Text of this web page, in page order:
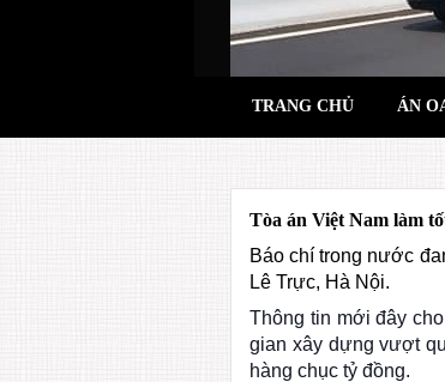
TRANG CHỦ ÁN
Tòa án Việt Nam làm
Báo chí trong nước
Lê Trực, Hà Nội.
Thông tin mới đây
gian xây dựng vượt
hàng chục tỷ đồng.